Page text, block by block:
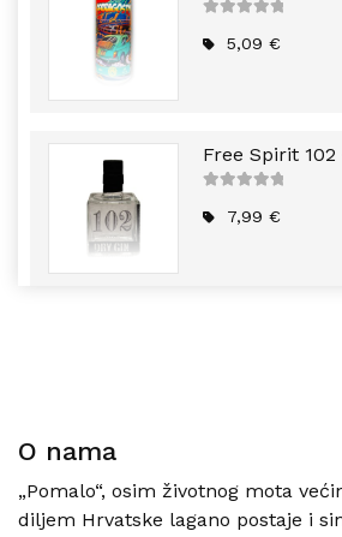
5
5,09€
Free Spirit 102
5
7,99€
O nama
„Pomalo“, osim životnog mota
diljem Hrvatske lagano postaje i